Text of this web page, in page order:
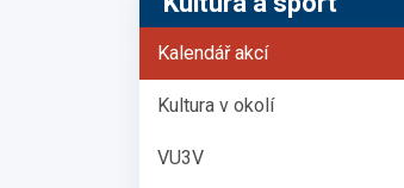
Kalendář akcí
Kultura v okolí
VU3V